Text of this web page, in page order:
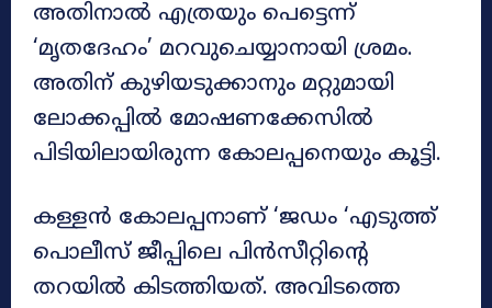
അതിനാൽ എത്രയും പെട്ടെന്ന്
‘മൃതദേഹം’ മറവുചെയ്യാനായി ശ്രമം.
അതിന് കുഴിയടുക്കാനും മറ്റുമായി
ലോക്കപ്പിൽ മോഷണക്കേസിൽ
പിടിയിലായിരുന്ന കോലപ്പനെയും കൂട്ടി.
കള്ളൻ കോലപ്പനാണ് ‘ജഡം ‘എടുത്ത്
പൊലീസ് ജീപ്പിലെ പിൻസീറ്റിന്‍റെ
തറയിൽ കിടത്തിയത്. അവിടത്തെ